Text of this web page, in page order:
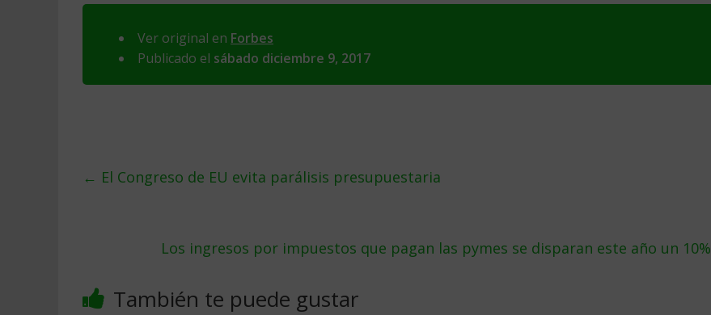
Ver original en Forbes
Publicado el sábado diciembre 9, 2017
← El Congreso de EU evita parálisis presupuestaria
Los ingresos por impuestos que pagan las pymes se disparan este año un 10%
También te puede gustar